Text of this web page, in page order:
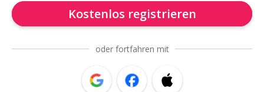
Kostenlos registrieren
oder fortfahren mit